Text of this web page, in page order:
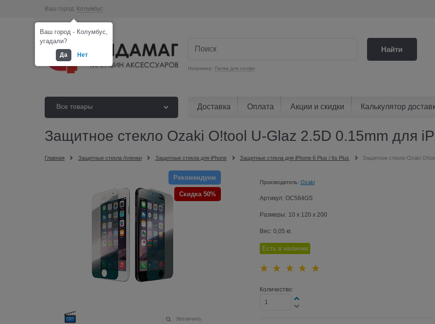
Ваш город: Колумбус
Например: Палка для селфи
Найти
Все товары Доставка Оплата Акции и скидки Калькулятор
Защитное стекло Ozaki O!tool U-Glaz 2.5D 0.15mm для
Главная Защитные стекла /пленки Защитные стекла для iPhone Защитные стекла для iPhone 6 Plus / 6s Plus Защитное стекло Ozaki
Рекомендуем
Скидка 50%
Увеличить
Производитель: Ozaki
Артикул: OC584GS
Размеры: 10 x 120 x 200
Вес: 0,05 кг.
Есть в наличии
Количество:
Ваш город - Колумбус,
угадали?
Да Нет